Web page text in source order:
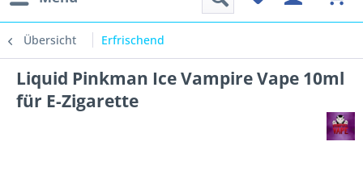
Übersicht Erfrischend
Liquid Pinkman Ice Vampire Vape 10ml
für E-Zigarette